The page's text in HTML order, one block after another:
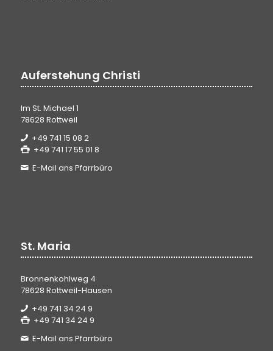
Auferstehung Christi
Im St. Michael 1
78628 Rottweil
+49 741 15 08 2
+49 741 17 55 01 8
E-Mail ans Pfarrbüro
St. Maria
Bronnenkohlweg 4
78628 Rottweil-Hausen
+49 741 34 24 9
+49 741 34 24 9
E-Mail ans Pfarrbüro